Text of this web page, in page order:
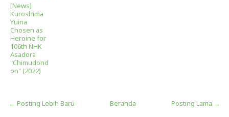
[News]
Kuroshima
Yuina
Chosen as
Heroine for
106th NHK
Asadora
"Chimudond
on" (2022)
← Posting Lebih Baru Posting Lama →
Beranda